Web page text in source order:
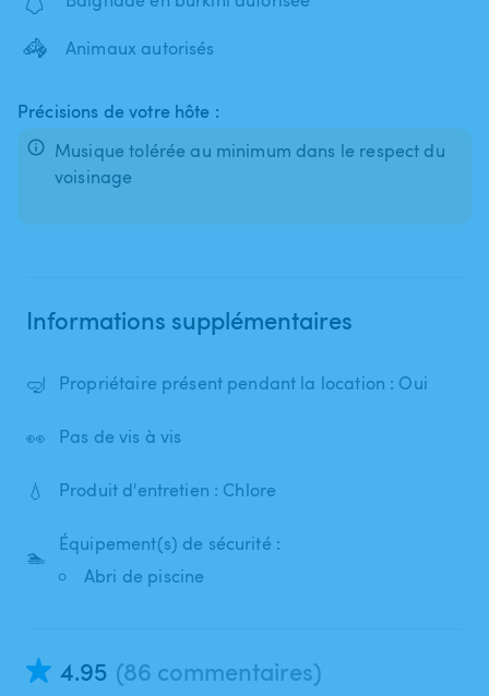
🦓 Animaux autorisés
Précisions de votre hôte :
Musique tolérée au minimum dans le respect du
voisinage
Informations supplémentaires
🤿 Propriétaire présent pendant la location : Oui
👀 Pas de vis à vis
💧 Produit d'entretien : Chlore
🏊
Équipement(s) de sécurité :
Abri de piscine
4.95 (86 commentaires)